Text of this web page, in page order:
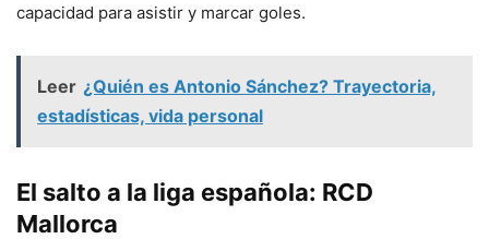
capacidad para asistir y marcar goles.
Leer ¿Quién es Antonio Sánchez? Trayectoria,
estadísticas, vida personal
El salto a la liga española: RCD
Mallorca